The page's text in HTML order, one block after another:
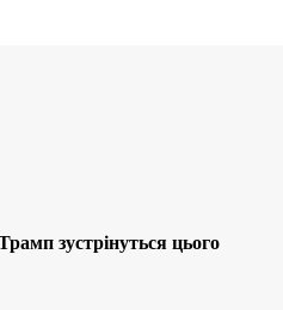
зустрінуться цього